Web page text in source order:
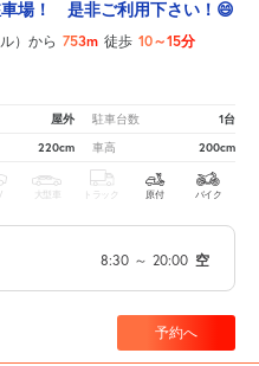
場！ 是非ご利用下さい！😄
）から 753m 徒歩 10～15分
屋外 駐車台数 1台
220cm 車高 200cm
大型車 トラック 原付 バイク
8:30 ～ 20:00 空
予約へ